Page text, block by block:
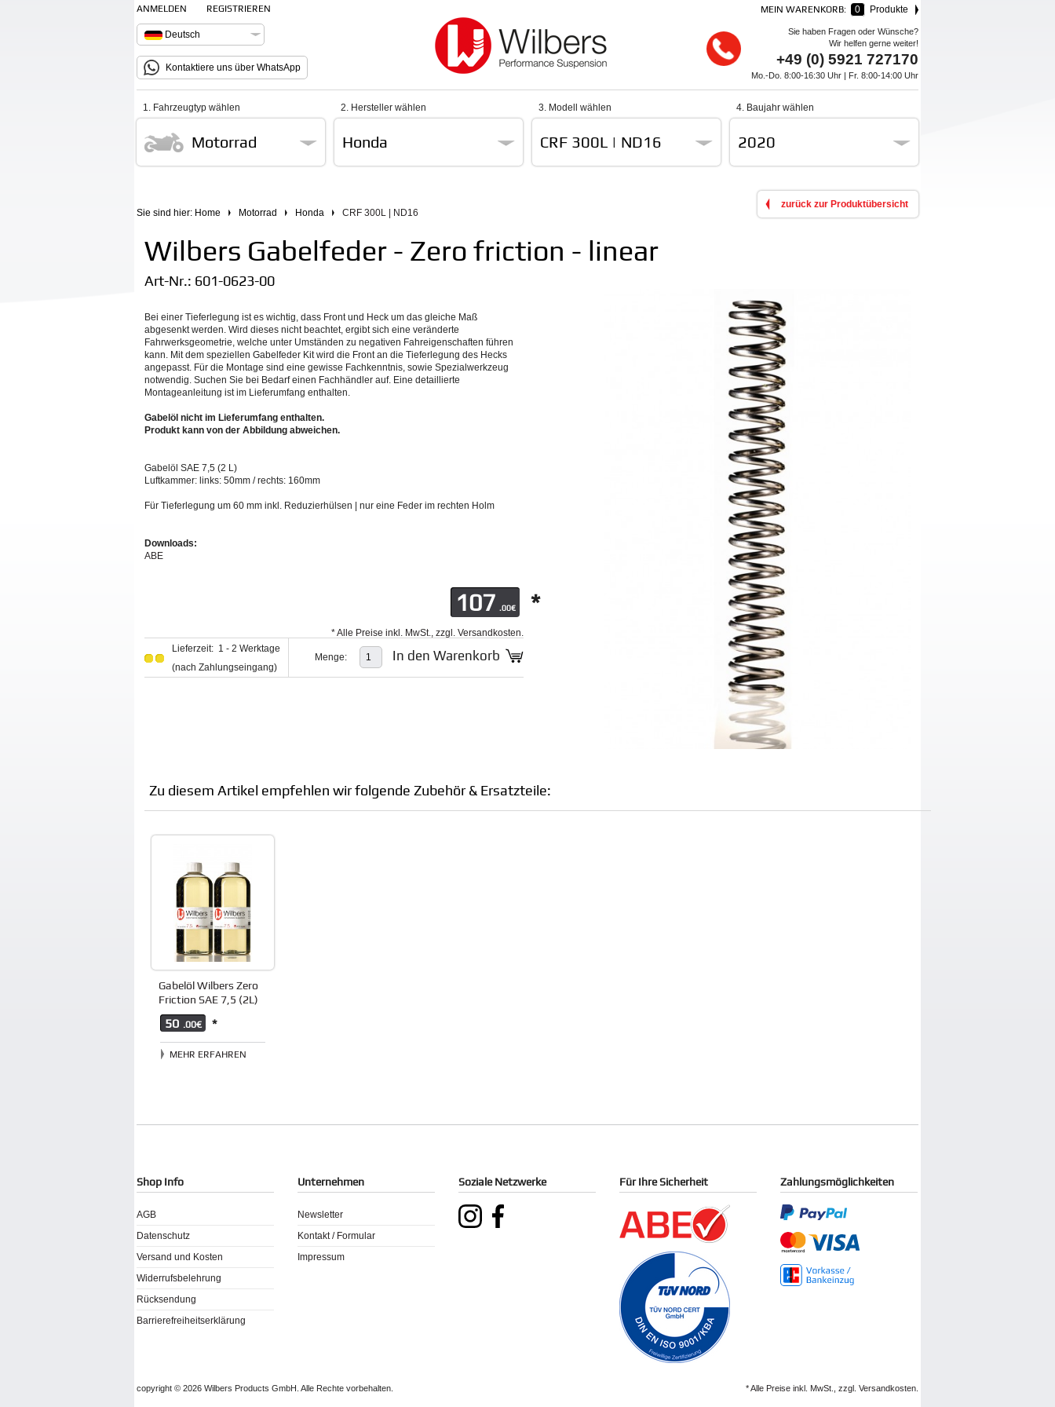
ANMELDEN REGISTRIEREN
Deutsch
Kontaktiere uns über WhatsApp
MEIN WARENKORB: 0 Produkte
Sie haben Fragen oder Wünsche?
Wir helfen gerne weiter!
+49 (0) 5921 727170
Mo.-Do. 8:00-16:30 Uhr | Fr. 8:00-14:00 Uhr
1. Fahrzeugtyp wählen
Motorrad
2. Hersteller wählen
Honda
3. Modell wählen
CRF 300L | ND16
4. Baujahr wählen
2020
Sie sind hier: Home Motorrad Honda CRF 300L | ND16
zurück zur Produktübersicht
Wilbers Gabelfeder - Zero friction - linear
Art-Nr.: 601-0623-00
Bei einer Tieferlegung ist es wichtig, dass Front und Heck um das gleiche Maß
abgesenkt werden. Wird dieses nicht beachtet, ergibt sich eine veränderte
Fahrwerksgeometrie, welche unter Umständen zu negativen Fahreigenschaften führen
kann. Mit dem speziellen Gabelfeder Kit wird die Front an die Tieferlegung des Hecks
angepasst. Für die Montage sind eine gewisse Fachkenntnis, sowie Spezialwerkzeug
notwendig. Suchen Sie bei Bedarf einen Fachhändler auf. Eine detaillierte
Montageanleitung ist im Lieferumfang enthalten.
Gabelöl nicht im Lieferumfang enthalten.
Produkt kann von der Abbildung abweichen.
Gabelöl SAE 7,5 (2 L)
Luftkammer: links: 50mm / rechts: 160mm
Für Tieferlegung um 60 mm inkl. Reduzierhülsen | nur eine Feder im rechten Holm
Downloads:
ABE
107 .00€ *
* Alle Preise inkl. MwSt., zzgl. Versandkosten.
Lieferzeit: 1 - 2 Werktage
(nach Zahlungseingang)
Menge: In den Warenkorb
Zu diesem Artikel empfehlen wir folgende Zubehör & Ersatzteile:
Gabelöl Wilbers Zero
Friction SAE 7,5 (2L)
50 .00€ *
MEHR ERFAHREN
Shop Info
AGB
Datenschutz
Versand und Kosten
Widerrufsbelehrung
Rücksendung
Barrierefreiheitserklärung
Unternehmen
Newsletter
Kontakt / Formular
Impressum
Soziale Netzwerke Für Ihre Sicherheit Zahlungsmöglichkeiten
copyright © 2026 Wilbers Products GmbH. Alle Rechte vorbehalten. * Alle Preise inkl. MwSt., zzgl. Versandkosten.